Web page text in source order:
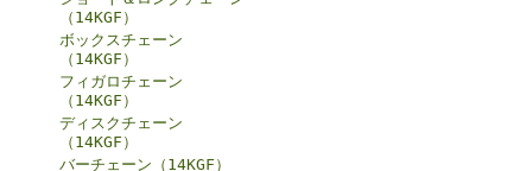
（14KGF）
ボックスチェーン
（14KGF）
フィガロチェーン
（14KGF）
ディスクチェーン
（14KGF）
バーチェーン（14KGF）